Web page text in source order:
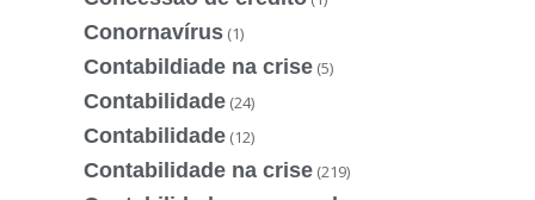
Conornavírus (1)
Contabildiade na crise (5)
Contabilidade (24)
Contabilidade (12)
Contabilidade na crise (219)